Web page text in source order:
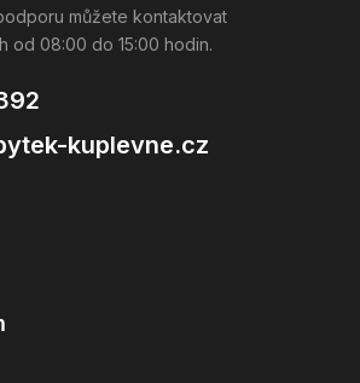
můžete kontaktovat
od 08:00 do 15:00 hodin.
kuplevne.cz